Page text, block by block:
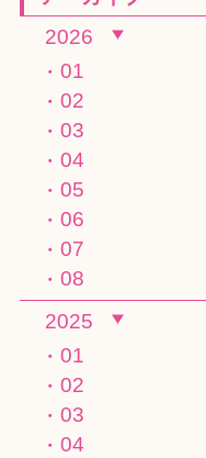
2026
01
02
03
04
05
06
07
08
2025
01
02
03
04